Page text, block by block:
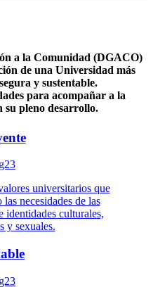
a la Comunidad (DGACO)
de una Universidad más
y sustentable.
para acompañar a la
pleno desarrollo.
universitarios que
necesidades de las
identidades culturales,
y sexuales.